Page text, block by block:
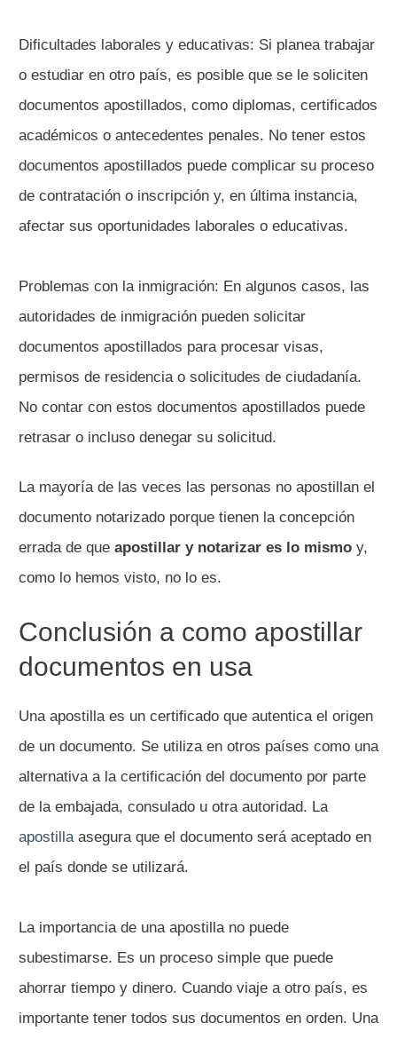
Dificultades laborales y educativas: Si planea trabajar
o estudiar en otro país, es posible que se le soliciten
documentos apostillados, como diplomas, certificados
académicos o antecedentes penales. No tener estos
documentos apostillados puede complicar su proceso
de contratación o inscripción y, en última instancia,
afectar sus oportunidades laborales o educativas.
Problemas con la inmigración: En algunos casos, las
autoridades de inmigración pueden solicitar
documentos apostillados para procesar visas,
permisos de residencia o solicitudes de ciudadanía.
No contar con estos documentos apostillados puede
retrasar o incluso denegar su solicitud.
La mayoría de las veces las personas no apostillan el
documento notarizado porque tienen la concepción
errada de que apostillar y notarizar es lo mismo y,
como lo hemos visto, no lo es.
Conclusión a como apostillar
documentos en usa
Una apostilla es un certificado que autentica el origen
de un documento. Se utiliza en otros países como una
alternativa a la certificación del documento por parte
de la embajada, consulado u otra autoridad. La
apostilla asegura que el documento será aceptado en
el país donde se utilizará.
La importancia de una apostilla no puede
subestimarse. Es un proceso simple que puede
ahorrar tiempo y dinero. Cuando viaje a otro país, es
importante tener todos sus documentos en orden. Una